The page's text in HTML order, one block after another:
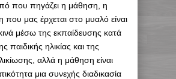
που πηγάζει η μάθηση, η
μας έρχεται στο μυαλό είναι
μέσω της εκπαίδευσης κατά
παιδικής ηλικίας και της
αλλά η μάθηση είναι
μια συνεχής διαδικασία